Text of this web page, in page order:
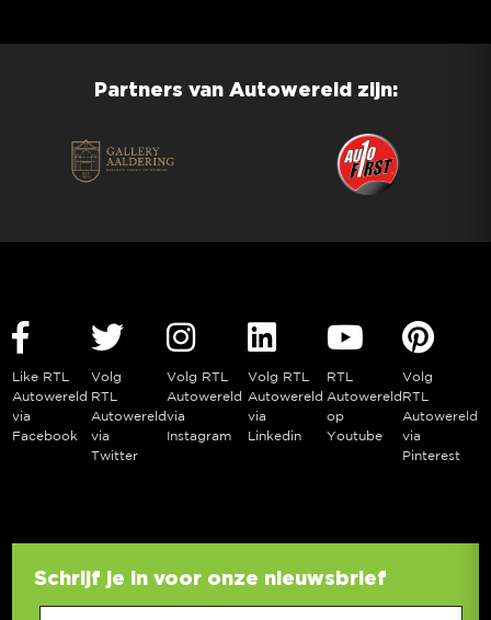
Partners van Autowereld zijn:
Like RTL
Autowereld
via
Facebook
Volg
RTL
Autowereld
via
Twitter
Volg RTL
Autowereld
via
Instagram
Volg RTL
Autowereld
via
Linkedin
RTL
Autowereld
op
Youtube
Volg
RTL
Autowereld
via
Pinterest
Schrijf je in voor onze nieuwsbrief